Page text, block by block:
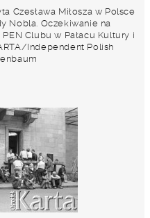
Czesława Miłosza w Polsce
Nobla. Oczekiwanie na
Clubu w Pałacu Kultury i
Independent Polish